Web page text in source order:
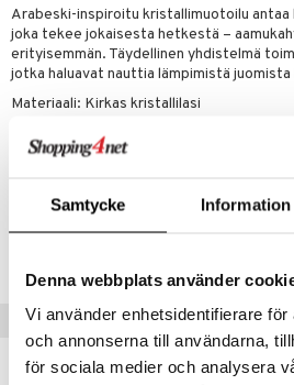
Samtycke Information
Denna webbplats använder
Vi använder enhetsidentifierare
och annonserna till användarna,
för sociala medier och analysera
Arabeski-inspiroitu kristallimuotoilu antaa
joka tekee jokaisesta hetkestä –
erityisemmän. Täydellinen yhdistelmä
jotka haluavat nauttia lämpimistä
Materiaali: Kirkas kristallilasi
Kestää konepesun
Design: Moderni arabeski – ylellinen tunne
Suositut
-38%